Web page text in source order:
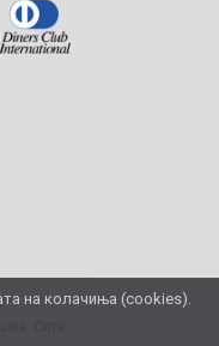
на колачиња (cookies).
Сите